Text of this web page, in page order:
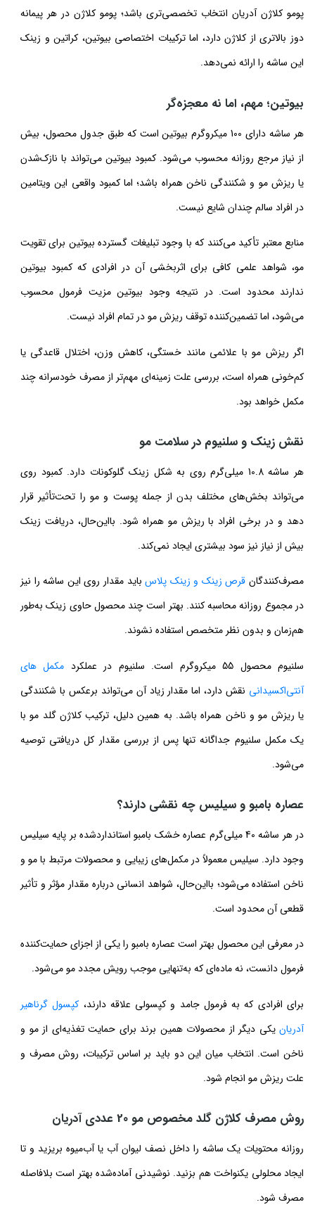
پومو کلاژن آدریان انتخاب تخصصی‌تری باشد؛ پومو کلاژن در هر پیمانه
دوز بالاتری از کلاژن دارد، اما ترکیبات اختصاصی بیوتین، کراتین و زینک
این ساشه را ارائه نمی‌دهد.
بیوتین؛ مهم، اما نه معجزه‌گر
هر ساشه دارای 100 میکروگرم بیوتین است که طبق جدول محصول، بیش
از نیاز مرجع روزانه محسوب می‌شود. کمبود بیوتین می‌تواند با نازک‌شدن
یا ریزش مو و شکنندگی ناخن همراه باشد؛ اما کمبود واقعی این ویتامین
در افراد سالم چندان شایع نیست.
منابع معتبر تأکید می‌کنند که با وجود تبلیغات گسترده بیوتین برای تقویت
مو، شواهد علمی کافی برای اثربخشی آن در افرادی که کمبود بیوتین
ندارند محدود است. در نتیجه وجود بیوتین مزیت فرمول محسوب
می‌شود، اما تضمین‌کننده توقف ریزش مو در تمام افراد نیست.
اگر ریزش مو با علائمی مانند خستگی، کاهش وزن، اختلال قاعدگی یا
کم‌خونی همراه است، بررسی علت زمینه‌ای مهم‌تر از مصرف خودسرانه چند
مکمل خواهد بود.
نقش زینک و سلنیوم در سلامت مو
هر ساشه 10.8 میلی‌گرم روی به شکل زینک گلوکونات دارد. کمبود روی
می‌تواند بخش‌های مختلف بدن از جمله پوست و مو را تحت‌تأثیر قرار
دهد و در برخی افراد با ریزش مو همراه شود. بااین‌حال، دریافت زینک
بیش از نیاز نیز سود بیشتری ایجاد نمی‌کند.
مصرف‌کنندگان قرص زینک و زینک پلاسباید مقدار روی این ساشه را نیز
در مجموع روزانه محاسبه کنند. بهتر است چند محصول حاوی زینک به‌طور
هم‌زمان و بدون نظر متخصص استفاده نشوند.
سلنیوم محصول 55 میکروگرم است. سلنیوم در عملکرد
مکمل های
آنتی‌اکسیدانی نقش دارد، اما مقدار زیاد آن می‌تواند برعکس با شکنندگی
یا ریزش مو و ناخن همراه باشد. به همین دلیل، ترکیب کلاژن گلد مو با
یک مکمل سلنیوم جداگانه تنها پس از بررسی مقدار کل دریافتی توصیه
می‌شود.
عصاره بامبو و سیلیس چه نقشی دارند؟
در هر ساشه 40 میلی‌گرم عصاره خشک بامبو استانداردشده بر پایه سیلیس
وجود دارد. سیلیس معمولاً در مکمل‌های زیبایی و محصولات مرتبط با مو و
ناخن استفاده می‌شود؛ بااین‌حال، شواهد انسانی درباره مقدار مؤثر و تأثیر
قطعی آن محدود است.
در معرفی این محصول بهتر است عصاره بامبو را یکی از اجزای حمایت‌کننده
فرمول دانست، نه ماده‌ای که به‌تنهایی موجب رویش مجدد مو می‌شود.
برای افرادی که به فرمول جامد و کپسولی علاقه دارند، کپسول گرناهیر
آدریان یکی دیگر از محصولات همین برند برای حمایت تغذیه‌ای از مو و
ناخن است. انتخاب میان این دو باید بر اساس ترکیبات، روش مصرف و
علت ریزش مو انجام شود.
روش مصرف کلاژن گلد مخصوص مو 20 عددی آدریان
روزانه محتویات یک ساشه را داخل نصف لیوان آب یا آب‌میوه بریزید و تا
ایجاد محلولی یکنواخت هم بزنید. نوشیدنی آماده‌شده بهتر است بلافاصله
مصرف شود.